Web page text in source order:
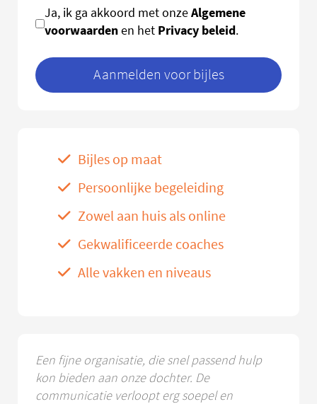
Ja, ik ga akkoord met onzeAlgemene
voorwaardenen het Privacy beleid.
Aanmelden voor bijles
Bijles op maat
Persoonlijke begeleiding
Zowel aan huis als online
Gekwalificeerde coaches
Alle vakken en niveaus
Een fijne organisatie, die snel passend hulp
kon bieden aan onze dochter. De
communicatie verloopt erg soepel en